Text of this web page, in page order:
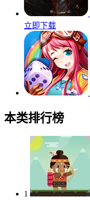
立即下载
本类排行榜
1